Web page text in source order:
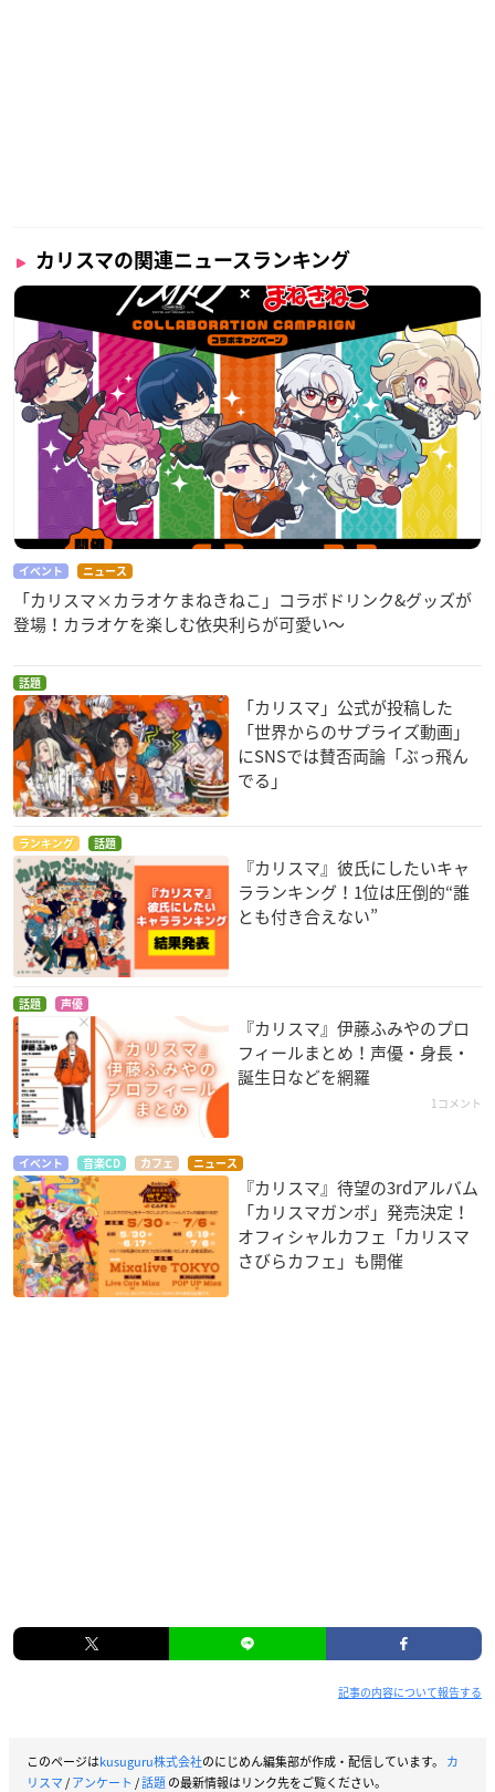
カリスマの関連ニュースランキング
イベント ニュース
「カリスマ×カラオケまねきねこ」コラボドリンク&グッズが
登場！カラオケを楽しむ依央利らが可愛い～
話題
「カリスマ」公式が投稿した
「世界からのサプライズ動画」
にSNSでは賛否両論「ぶっ飛ん
でる」
ランキング 話題
『カリスマ』彼氏にしたいキャ
ラランキング！1位は圧倒的“誰
とも付き合えない”
話題 声優
『カリスマ』伊藤ふみやのプロ
フィールまとめ！声優・身長・
誕生日などを網羅
1コメント
イベント 音楽CD カフェ ニュース
『カリスマ』待望の3rdアルバム
「カリスマガンボ」発売決定！
オフィシャルカフェ「カリスマ
さびらカフェ」も開催
記事の内容について報告する
このページはkusuguru株式会社のにじめん編集部が作成・配信しています。 カ
リスマ/アンケート /話題の最新情報はリンク先をご覧ください。